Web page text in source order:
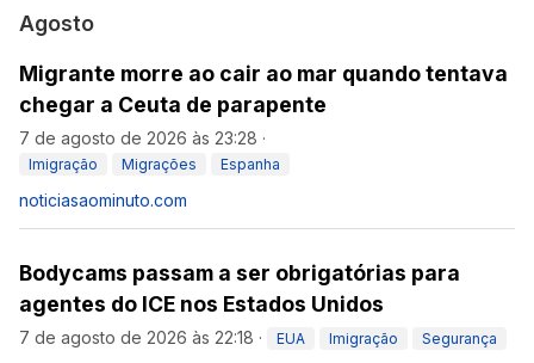
Agosto
Migrante morre ao cair ao mar quando tentava
chegar a Ceuta de parapente
7 de agosto de 2026 às 23:28 ·
Imigração Migrações Espanha
noticiasaominuto.com
Bodycams passam a ser obrigatórias para
agentes do ICE nos Estados Unidos
7 de agosto de 2026 às 22:18 · EUA Imigração Segurança